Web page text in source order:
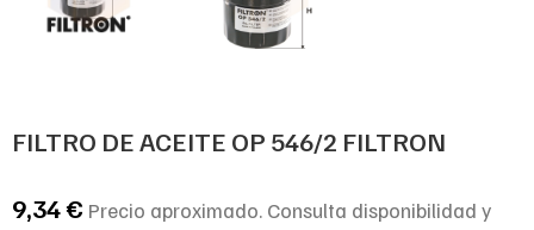
FILTRO DE ACEITE OP 546/2 FILTRON
9,34€ Precio aproximado. Consulta disponibilidad y